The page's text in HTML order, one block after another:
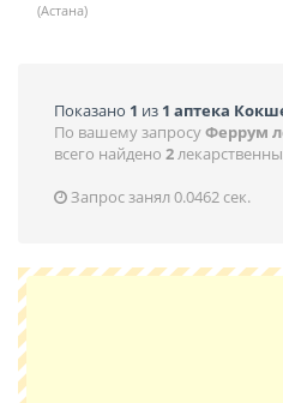
(Астана)
Показано 1 из 1 аптека
По вашему запросуФеррум
всего найдено 2
Запрос занял 0.0462 сек.